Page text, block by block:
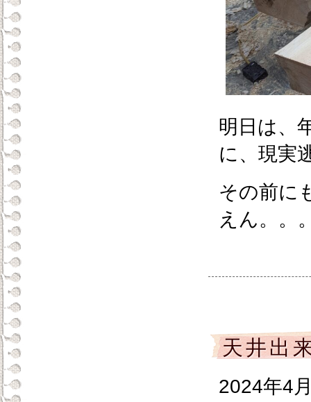
明日は、
に、現実
その前に
えん。。
天井出
2024年4